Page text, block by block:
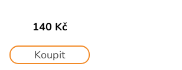
140 Kč
Koupit